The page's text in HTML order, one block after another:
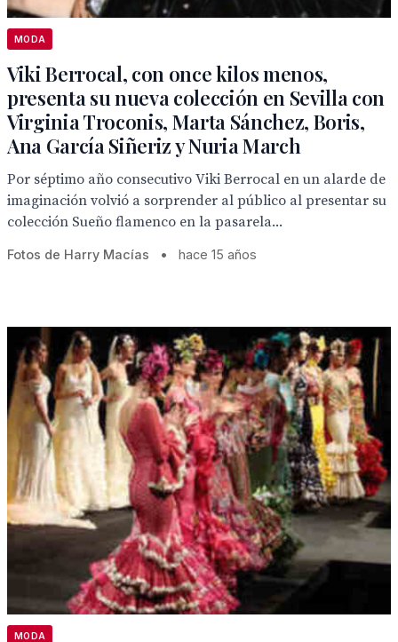
MODA
Viki Berrocal, con once kilos menos,
presenta su nueva colección en Sevilla con
Virginia Troconis, Marta Sánchez, Boris,
Ana García Siñeriz y Nuria March
Por séptimo año consecutivo Viki Berrocal en un alarde de
imaginación volvió a sorprender al público al presentar su
colección Sueño flamenco en la pasarela...
Fotos de Harry Macías • hace 15 años
MODA